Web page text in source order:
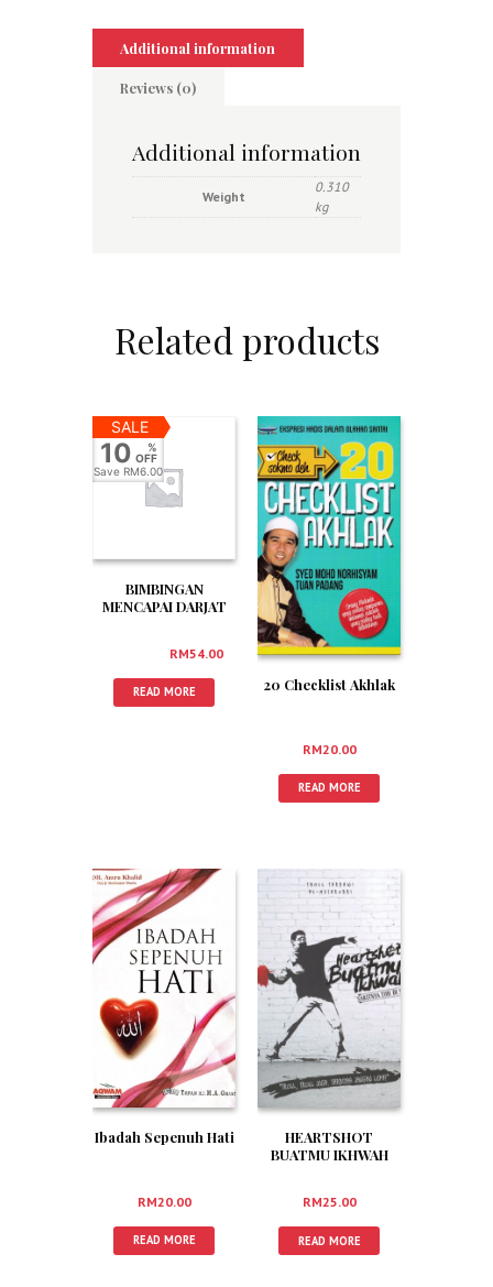
Additional information
Reviews (0)
Additional information
Weight
0.310
kg
Related products
SALE
10
%
OFF
Save RM6.00
BIMBINGAN
MENCAPAI DARJAT
RM54.00
READ MORE 20 Checklist Akhlak
RM20.00
READ MORE
Ibadah Sepenuh Hati
RM20.00
READ MORE
HEARTSHOT
BUATMU IKHWAH
RM25.00
READ MORE